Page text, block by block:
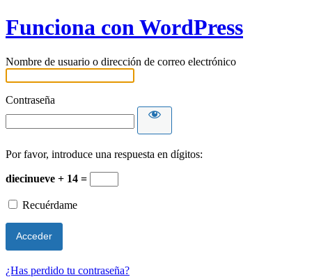
Funciona con WordPress
Nombre de usuario o dirección de correo electrónico
Contraseña
Por favor, introduce una respuesta en dígitos:
diecinueve + 14 =
Recuérdame
¿Has perdido tu contraseña?